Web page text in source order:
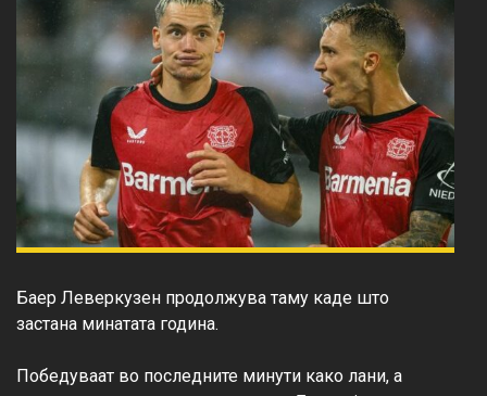
Баер Леверкузен продолжува таму каде што
застана минатата година.
Победуваат во последните минути како лани, а